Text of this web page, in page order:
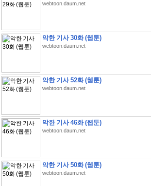
webtoon.daum.net
악한 기사 30화 (웹툰)
webtoon.daum.net
악한 기사 52화 (웹툰)
webtoon.daum.net
악한 기사 46화 (웹툰)
webtoon.daum.net
악한 기사 50화 (웹툰)
webtoon.daum.net